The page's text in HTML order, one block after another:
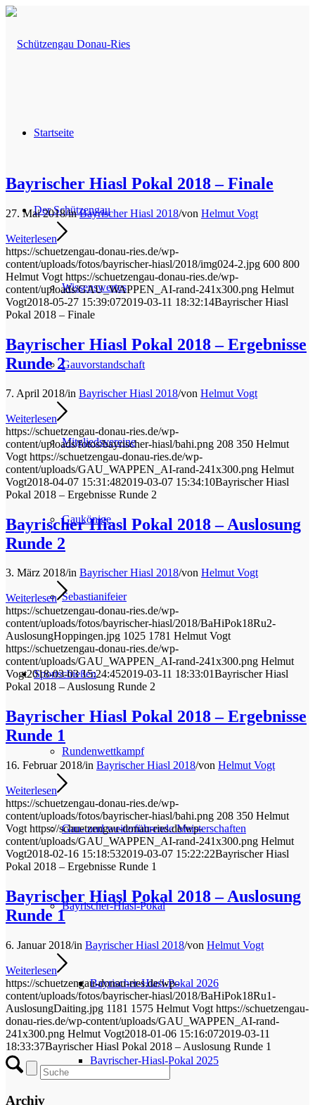
Startseite
Der Schützengau
Wissenswertes
Gauvorstandschaft
Mitgliedsvereine
Gaukönige
Sebastianifeier
Sportschießen
Rundenwettkampf
Gau- und weiterführende Meisterschaften
Bayrischer-Hiasl-Pokal
Bayrischer-Hiasl-Pokal 2026
Bayrischer-Hiasl-Pokal 2025
Bayrischer Hiasl Pokal 2018 – Finale
27. Mai 2018/inBayrischer Hiasl 2018/von Helmut Vogt
Weiterlesen
https://schuetzengau-donau-ries.de/wp-
content/uploads/fotos/bayrischer-hiasl/2018/img024-2.jpg 600 800
Helmut Vogt https://schuetzengau-donau-ries.de/wp-
content/uploads/GAU_WAPPEN_AI-rand-241x300.png Helmut
Vogt2018-05-27 15:39:072019-03-11 18:32:14Bayrischer Hiasl
Pokal 2018 – Finale
Bayrischer Hiasl Pokal 2018 – Ergebnisse
Runde 2
7. April 2018/in Bayrischer Hiasl 2018/von Helmut Vogt
Weiterlesen
https://schuetzengau-donau-ries.de/wp-
content/uploads/fotos/bayrischer-hiasl/bahi.png 208 350 Helmut
Vogt https://schuetzengau-donau-ries.de/wp-
content/uploads/GAU_WAPPEN_AI-rand-241x300.png Helmut
Vogt2018-04-07 15:31:482019-03-07 15:34:10Bayrischer Hiasl
Pokal 2018 – Ergebnisse Runde 2
Bayrischer Hiasl Pokal 2018 – Auslosung
Runde 2
3. März 2018/in Bayrischer Hiasl 2018/von Helmut Vogt
Weiterlesen
https://schuetzengau-donau-ries.de/wp-
content/uploads/fotos/bayrischer-hiasl/2018/BaHiPok18Ru2-
AuslosungHoppingen.jpg 1025 1781 Helmut Vogt
https://schuetzengau-donau-ries.de/wp-
content/uploads/GAU_WAPPEN_AI-rand-241x300.png Helmut
Vogt2018-03-03 15:24:452019-03-11 18:33:01Bayrischer Hiasl
Pokal 2018 – Auslosung Runde 2
Bayrischer Hiasl Pokal 2018 – Ergebnisse
Runde 1
16. Februar 2018/in Bayrischer Hiasl 2018/von Helmut Vogt
Weiterlesen
https://schuetzengau-donau-ries.de/wp-
content/uploads/fotos/bayrischer-hiasl/bahi.png 208 350 Helmut
Vogt https://schuetzengau-donau-ries.de/wp-
content/uploads/GAU_WAPPEN_AI-rand-241x300.png Helmut
Vogt2018-02-16 15:18:532019-03-07 15:22:22Bayrischer Hiasl
Pokal 2018 – Ergebnisse Runde 1
Bayrischer Hiasl Pokal 2018 – Auslosung
Runde 1
6. Januar 2018/in Bayrischer Hiasl 2018/von Helmut Vogt
Weiterlesen
https://schuetzengau-donau-ries.de/wp-
content/uploads/fotos/bayrischer-hiasl/2018/BaHiPok18Ru1-
AuslosungDaiting.jpg 1181 1575 Helmut Vogt https://schuetzengau-
donau-ries.de/wp-content/uploads/GAU_WAPPEN_AI-rand-
241x300.png Helmut Vogt2018-01-06 15:16:072019-03-11
18:33:37Bayrischer Hiasl Pokal 2018 – Auslosung Runde 1
Archiv